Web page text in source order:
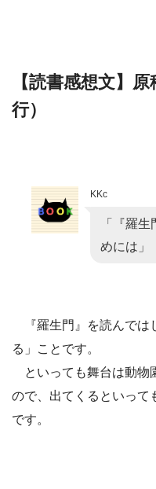
【読書感想文】
行）
KKc
「『羅
めには」
『羅生門』を読んでは
る」ことです。
といっても舞台は動物
ので、出てくるといって
です。